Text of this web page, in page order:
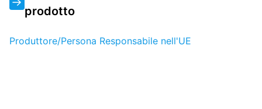
prodotto
Produttore/Persona Responsabile nell'UE